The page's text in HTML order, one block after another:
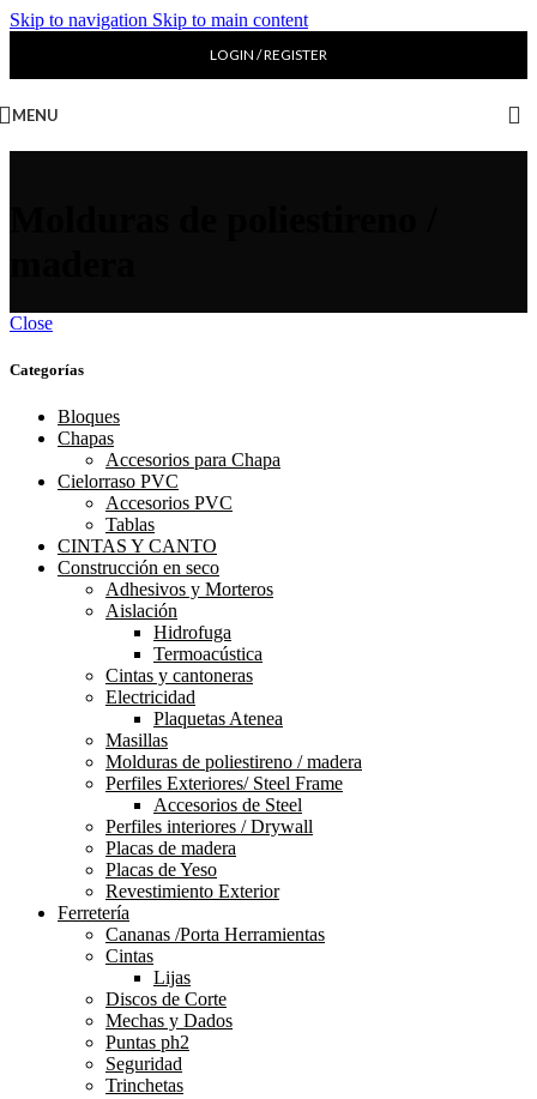
Skip to navigation Skip to main content
LOGIN / REGISTER
MENU
Close
Categorías
Bloques
Chapas
Accesorios para Chapa
Cielorraso PVC
Accesorios PVC
Tablas
CINTAS Y CANTO
Construcción en seco
Adhesivos y Morteros
Aislación
Hidrofuga
Termoacústica
Cintas y cantoneras
Electricidad
Plaquetas Atenea
Masillas
Molduras de poliestireno / madera
Perfiles Exteriores/ Steel Frame
Accesorios de Steel
Perfiles interiores / Drywall
Placas de madera
Placas de Yeso
Revestimiento Exterior
Ferretería
Cananas /Porta Herramientas
Cintas
Lijas
Discos de Corte
Mechas y Dados
Puntas ph2
Seguridad
Trinchetas